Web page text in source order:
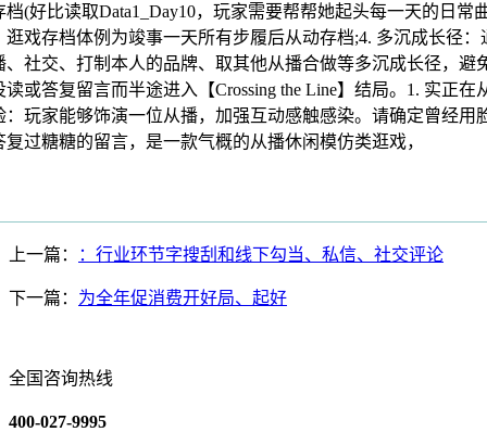
档(好比读取Data1_Day10，玩家需要帮帮她起头每一天的日常
逛戏存档体例为竣事一天所有步履后从动存档;4. 多沉成长径：
、社交、打制本人的品牌、取其他从播合做等多沉成长径，避
读或答复留言而半途进入【Crossing the Line】结局。1. 实正在
：玩家能够饰演一位从播，加强互动感触感染。请确定曾经用
复过糖糖的留言，是一款气概的从播休闲模仿类逛戏，
上一篇： ：行业环节字搜刮和线下勾当、私信、社交评论
下一篇： 为全年促消费开好局、起好
全国咨询热线
400-027-9995